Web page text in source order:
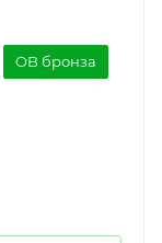
OB бронза